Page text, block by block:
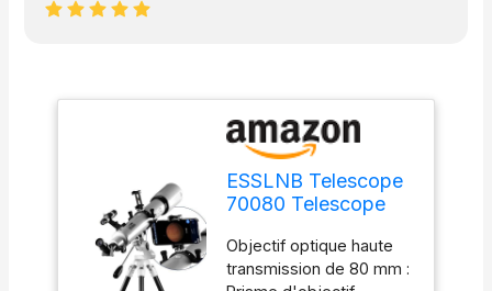
ESSLNB Telescope
70080 Telescope
Adulte avec
l'application
Objectif optique haute
transmission de 80 mm :